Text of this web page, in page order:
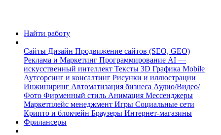
Найти работу
Сайты Дизайн Продвижение сайтов (SEO, GEO)
Реклама и Маркетинг Программирование AI —
искусственный интеллект Тексты 3D Графика Mobile
Аутсорсинг и консалтинг Рисунки и иллюстрации
Инжиниринг Автоматизация бизнеса Аудио/Видео/
Фото Фирменный стиль Анимация Мессенджеры
Маркетплейс менеджмент Игры Социальные сети
Крипто и блокчейн Браузеры Интернет-магазины
Фрилансеры